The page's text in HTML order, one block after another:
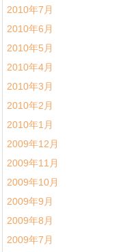
2010年7月
2010年6月
2010年5月
2010年4月
2010年3月
2010年2月
2010年1月
2009年12月
2009年11月
2009年10月
2009年9月
2009年8月
2009年7月